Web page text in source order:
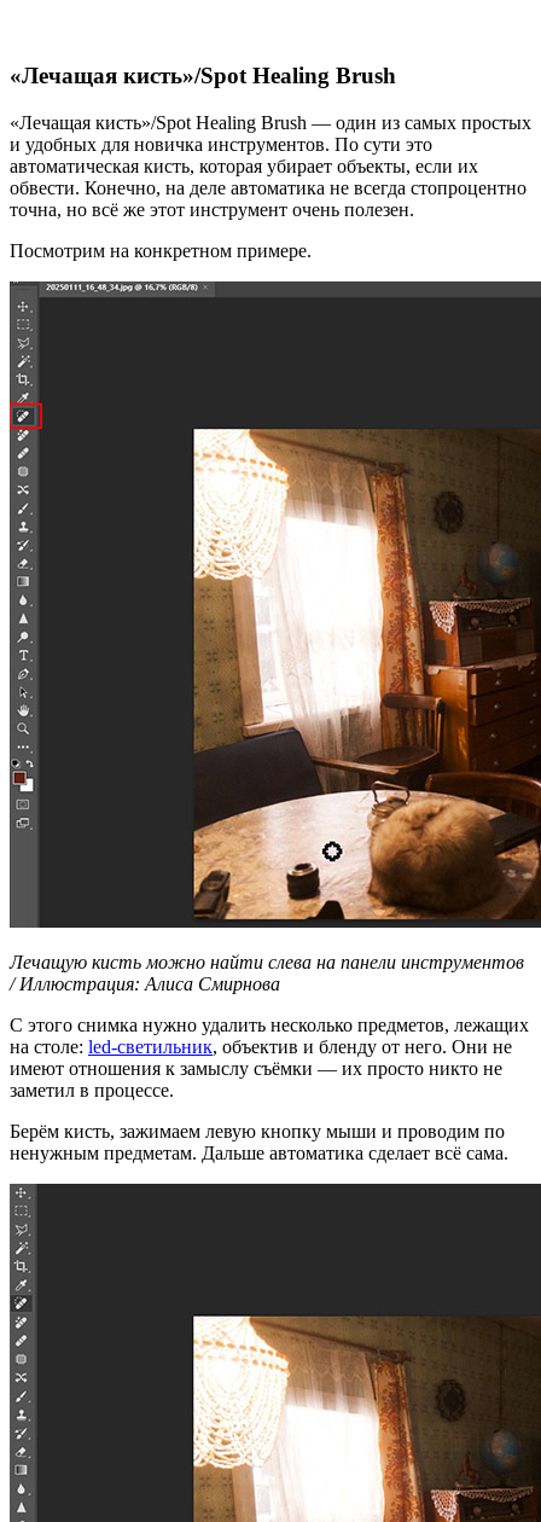
«Лечащая кисть»/Spot Healing Brush
«Лечащая кисть»/Spot Healing Brush — один из самых простых
и удобных для новичка инструментов. По сути это
автоматическая кисть, которая убирает объекты, если их
обвести. Конечно, на деле автоматика не всегда стопроцентно
точна, но всё же этот инструмент очень полезен.
Посмотрим на конкретном примере.
Лечащую кисть можно найти слева на панели инструментов
/ Иллюстрация: Алиса Смирнова
С этого снимка нужно удалить несколько предметов, лежащих
на столе: led-cветильник, объектив и бленду от него. Они не
имеют отношения к замыслу съёмки — их просто никто не
заметил в процессе.
Берём кисть, зажимаем левую кнопку мыши и проводим по
ненужным предметам. Дальше автоматика сделает всё сама.